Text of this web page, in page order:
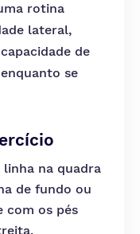
rotina
lateral,
de
se
na quadra
de fundo ou
com os pés